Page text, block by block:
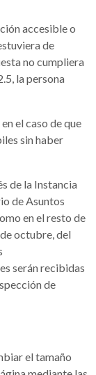
accesible o
de
no cumpliera
la persona
el caso de que
sin haber
de la Instancia
de Asuntos
en el resto de
octubre, del
serán recibidas
de
el tamaño